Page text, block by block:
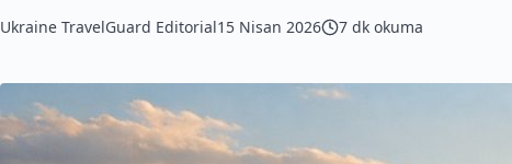
Ukraine TravelGuard Editorial15 Nisan 2026 7 dk okuma